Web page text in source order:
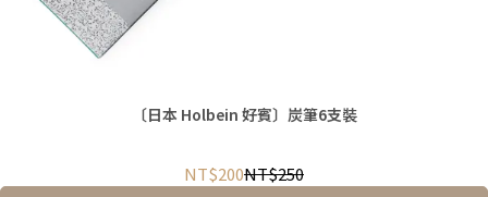
〔日本 Holbein 好賓〕炭筆6支裝
NT$200NT$250